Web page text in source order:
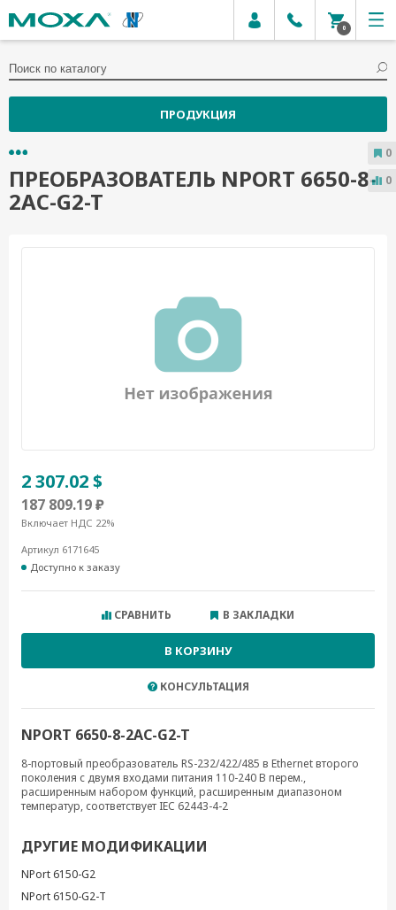
0
ПРОДУКЦИЯ
ПРЕОБРАЗОВАТЕЛЬ NPORT 6650-8-
2AC-G2-T
2 307.02 $
187 809.19 ₽
Включает НДС 22%
Артикул 6171645
Доступно к заказу
СРАВНИТЬ В ЗАКЛАДКИ
В КОРЗИНУ
КОНСУЛЬТАЦИЯ
NPORT 6650-8-2AC-G2-T
8-портовый преобразователь RS-232/422/485 в Ethernet второго
поколения с двумя входами питания 110-240 В перем.,
расширенным набором функций, расширенным диапазоном
температур, соответствует IEC 62443-4-2
ДРУГИЕ МОДИФИКАЦИИ
NPort 6150-G2
NPort 6150-G2-T
0
0